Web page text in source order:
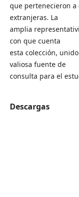
que pertenecieron a
extranjeras. La
amplia
con que cuenta
esta colección,
valiosa fuente de
consulta para el
Descargas